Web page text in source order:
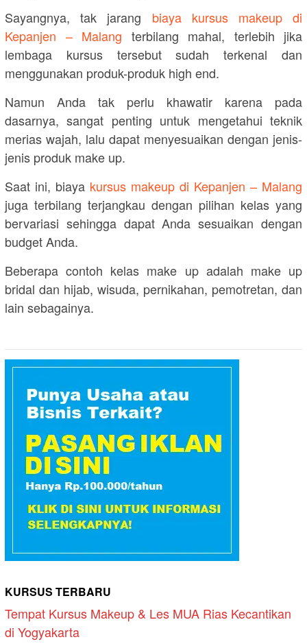
Sayangnya, tak jarang biaya kursus makeup di
Kepanjen – Malang terbilang mahal, terlebih jika
lembaga kursus tersebut sudah terkenal dan
menggunakan produk-produk high end.
Namun Anda tak perlu khawatir karena pada
dasarnya, sangat penting untuk mengetahui teknik
merias wajah, lalu dapat menyesuaikan dengan jenis-
jenis produk make up.
Saat ini, biaya kursus makeup di Kepanjen – Malang
juga terbilang terjangkau dengan pilihan kelas yang
bervariasi sehingga dapat Anda sesuaikan dengan
budget Anda.
Beberapa contoh kelas make up adalah make up
bridal dan hijab, wisuda, pernikahan, pemotretan, dan
lain sebagainya.
KURSUS TERBARU
Tempat Kursus Makeup & Les MUA Rias Kecantikan
di Yogyakarta